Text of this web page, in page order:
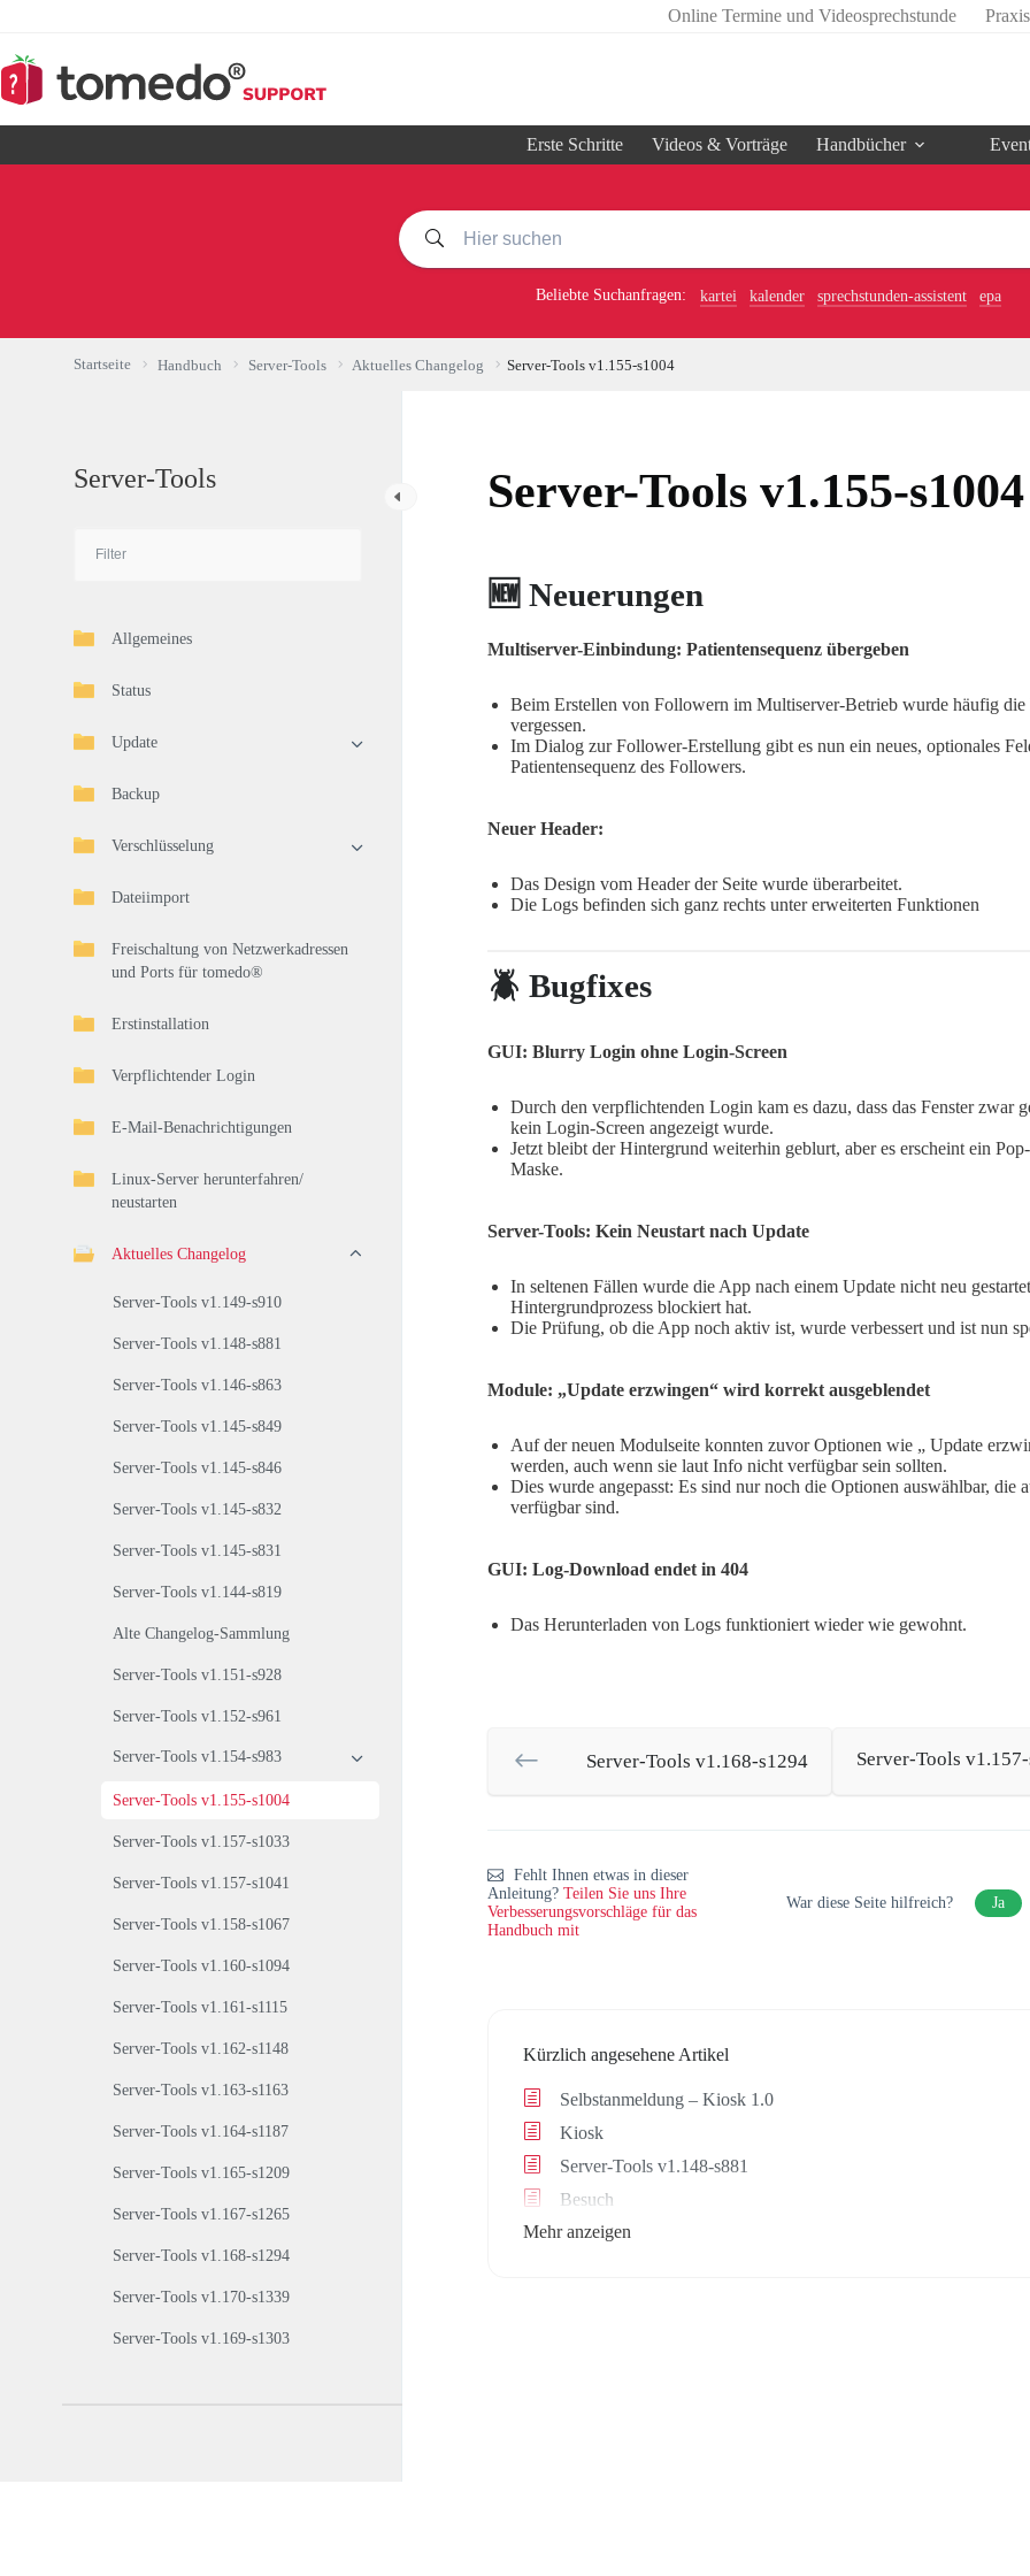
springen
Online Termine und Videosprechstunde
Erste Schritte Videos & Vorträge Handbücher
Beliebte Suchanfragen: kartei kalender sprechstunden-assistent epa
Startseite Handbuch Server-Tools Aktuelles Changelog Server-Tools v1.155-s1004
Server-Tools
Allgemeines
Status
Update
Backup
Verschlüsselung
Dateiimport
Freischaltung von Netzwerkadressen
und Ports für tomedo®
Erstinstallation
Verpflichtender Login
E-Mail-Benachrichtigungen
Linux-Server herunterfahren/
neustarten
Aktuelles Changelog
Server-Tools v1.149-s910
Server-Tools v1.148-s881
Server-Tools v1.146-s863
Server-Tools v1.145-s849
Server-Tools v1.145-s846
Server-Tools v1.145-s832
Server-Tools v1.145-s831
Server-Tools v1.144-s819
Alte Changelog-Sammlung
Server-Tools v1.151-s928
Server-Tools v1.152-s961
Server-Tools v1.154-s983
Server-Tools v1.155-s1004
Server-Tools v1.157-s1033
Server-Tools v1.157-s1041
Server-Tools v1.158-s1067
Server-Tools v1.160-s1094
Server-Tools v1.161-s1115
Server-Tools v1.162-s1148
Server-Tools v1.163-s1163
Server-Tools v1.164-s1187
Server-Tools v1.165-s1209
Server-Tools v1.167-s1265
Server-Tools v1.168-s1294
Server-Tools v1.170-s1339
Server-Tools v1.169-s1303
Server-Tools v1.155-s1004
🆕 Neuerungen
Multiserver-Einbindung: Patientensequenz übergeben
Beim Erstellen von Followern im Multiserver-Betrieb wurde häufig die
vergessen.
Im Dialog zur Follower-Erstellung gibt es nun ein neues, optionales
Patientensequenz des Followers.
Neuer Header:
Das Design vom Header der Seite wurde überarbeitet.
Die Logs befinden sich ganz rechts unter erweiterten Funktionen
🪲 Bugfixes
GUI: Blurry Login ohne Login-Screen
Durch den verpflichtenden Login kam es dazu, dass das Fenster zwar
kein Login-Screen angezeigt wurde.
Jetzt bleibt der Hintergrund weiterhin geblurt, aber es erscheint ein
Maske.
Server-Tools: Kein Neustart nach Update
In seltenen Fällen wurde die App nach einem Update nicht neu
Hintergrundprozess blockiert hat.
Die Prüfung, ob die App noch aktiv ist, wurde verbessert und ist nun
Module: „Update erzwingen“ wird korrekt ausgeblendet
Auf der neuen Modulseite konnten zuvor Optionen wie „ Update
werden, auch wenn sie laut Info nicht verfügbar sein sollten.
Dies wurde angepasst: Es sind nur noch die Optionen auswählbar, die
verfügbar sind.
GUI: Log-Download endet in 404
Das Herunterladen von Logs funktioniert wieder wie gewohnt.
Server-Tools v1.168-s1294 Server-Tools
Fehlt Ihnen etwas in dieser
Anleitung? Teilen Sie uns Ihre
Verbesserungsvorschläge für das
Handbuch mit
War diese Seite hilfreich? Ja
Kürzlich angesehene Artikel
Selbstanmeldung – Kiosk 1.0
Kiosk
Server-Tools v1.148-s881
Besuch
Mehr anzeigen